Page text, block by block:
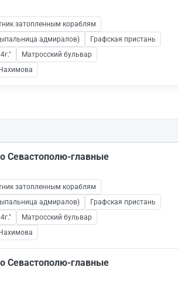
затопленным кораблям
адмиралов)
Графская пристань
Матросский бульвар
Севастополю-главные
затопленным кораблям
адмиралов)
Графская пристань
Матросский бульвар
Севастополю-главные